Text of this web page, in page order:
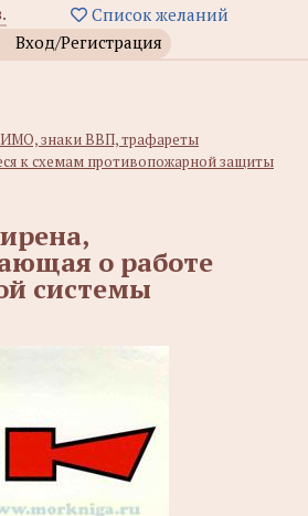
Список желаний
Вход/Регистрация
ИМО, знаки ВВП, трафареты
к схемам противопожарной защиты
о работе
системы